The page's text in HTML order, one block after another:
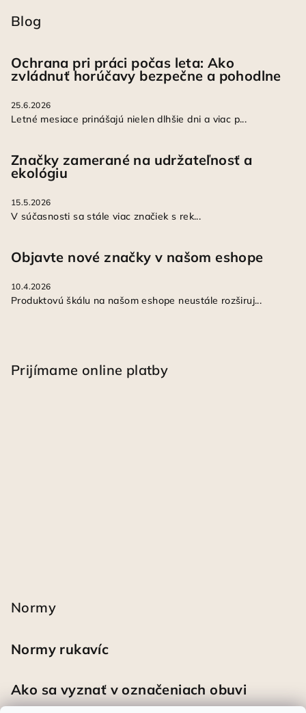
Blog
Ochrana pri práci počas leta: Ako
zvládnuť horúčavy bezpečne a pohodlne
25.6.2026
Letné mesiace prinášajú nielen dlhšie dni a viac p...
Značky zamerané na udržateľnosť a
ekológiu
15.5.2026
V súčasnosti sa stále viac značiek s rek...
Objavte nové značky v našom eshope
10.4.2026
Produktovú škálu na našom eshope neustále rozširuj...
Prijímame online platby
Normy
Normy rukavíc
Ako sa vyznať v označeniach obuvi